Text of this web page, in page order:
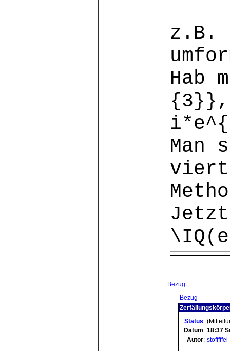
z.B.
Hab
Man
Bezug
Bezug
Status:
Datum: 18:37
Autor: stofffffel